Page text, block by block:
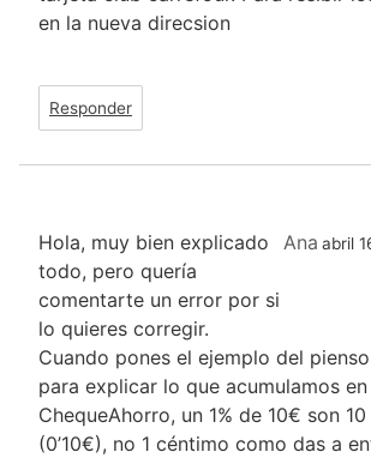
en la nueva direcsion
Responder
Ana abril
Hola, muy bien explicado
todo, pero quería
comentarte un error por si
lo quieres corregir.
Cuando pones el ejemplo del
para explicar lo que acumulamos en
ChequeAhorro, un 1% de 10€ son
(0’10€), no 1 céntimo como das a